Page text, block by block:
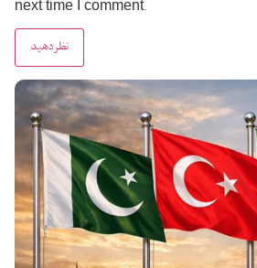
next time I comment.